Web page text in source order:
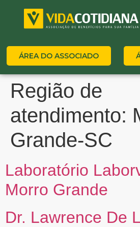
ÁREA DO ASSOCIADO
Região de
atendimento:
Grande-SC
Laboratório
Morro Grande
Dr. Lawrence De